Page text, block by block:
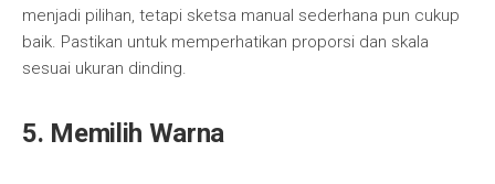
menjadi pilihan, tetapi sketsa manual sederhana pun cukup
baik. Pastikan untuk memperhatikan proporsi dan skala
sesuai ukuran dinding.
5. Memilih Warna